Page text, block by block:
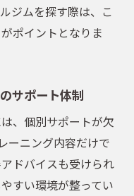
目標設定方法
で励まし合える環
体制の実力
ーション維持法を
ジムを探す際は、こ
ポイントとなりま
サポート体制
、個別サポートが欠
ーニング内容だけで
ドバイスも受けられ
すい環境が整ってい